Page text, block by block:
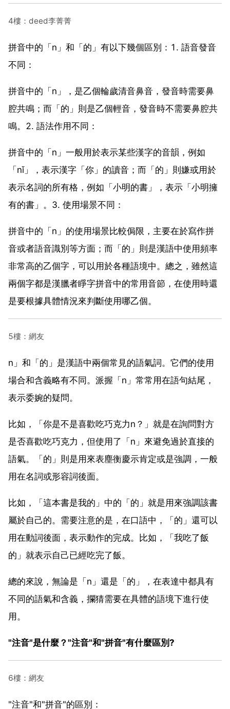
4樓：deed李菁菁
拼音中的「n」和「的」有以下幾個區別：1. 語音發音
不同：
拼音中的「n」，是乙個輪歲清音鼻音，發音時需要鼻
腔共鳴；而「的」則是乙個輕音，發音時不需要鼻腔共
鳴。2. 語法作用不同：
拼音中的「n」一般用於表示某些漢字的音韻，例如
「nǐ」，表示漢字「你」的讀音；而「的」則嫌或用於
表示名詞的所有格，例如「小明的書」，表示「小明擁
有的書」。3. 使用場景不同：
拼音中的「n」的使用場景比較侷限，主要在於寫作拼
音或者語音識別等方面；而「的」則是漢語中使用頻率
非常高的乙個字，可以用於各種語境中。總之，雖然這
兩個字都是漢臘者睜字拼音中的常用音節，在使用時還
是要根據具體情況來判斷使用哪乙個。
5樓：網友
n」和「的」是漢語中兩個常見的語氣詞。它們的使用
場合和含義略有不同。派握「n」常常用在語句結尾，
表示委婉的疑問。
比如，「你是不是喜歡吃巧克力n？」就是在詢問對方
是否喜歡吃巧克力，但使用了「n」來避免過於直接的
語氣。「的」則是用來表塵衡慶示肯定或是強調，一般
用在名詞或形容詞後面。
比如，「這本書是我的」中的「的」就是用來強調該書
屬於自己的。需要注意的是，在口語中，「的」還可以
用在動詞後面，表示動作的完成。比如，「我吃了飯
的」就表示自己已經吃完了飯。
總的來說，無論是「n」還是「的」，在表達中都具有
不同的語氣和含義，攔猜需要在具體的語境下進行使
用。
"注音"是什麼？"注音"和"拼音"有什麼區別?
6樓：網友
"注音"和"拼音"的區別：